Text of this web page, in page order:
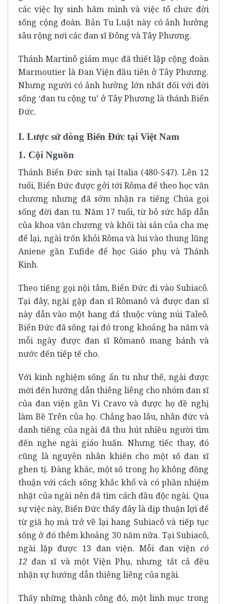
các việc hy sinh hãm mình và việc tổ chức đời
sống cộng đoàn. Bản Tu Luật này có ảnh hưởng
sâu rộng nơi các đan sĩ Đông và Tây Phương.
Thánh Martinô giám mục đã thiết lập cộng đoàn
Marmoutier là Đan Viện đầu tiên ở Tây Phương.
Nhưng người có ảnh hưởng lớn nhất đối với đời
sống ‘đan tu cộng tu’ ở Tây Phương là thánh Biển
Đức.
I. Lược sử dòng Biển Đức tại Việt Nam
1. Cội Nguồn
Thánh Biển Đức sinh tại Italia (480-547). Lên 12
tuổi, Biển Đức được gởi tới Rôma để theo học văn
chương nhưng đã sớm nhận ra tiếng Chúa gọi
sống đời đan tu. Năm 17 tuổi, từ bỏ sức hấp dẫn
của khoa văn chương và khối tài sản của cha mẹ
để lại, ngài trốn khỏi Rôma và lui vào thung lũng
Aniene gần Eufide để học Giáo phụ và Thánh
Kinh.
Theo tiếng gọi nội tâm, Biển Đức đi vào Subiacô.
Tại đây, ngài gặp đan sĩ Rômanô và được đan sĩ
này dẫn vào một hang đá thuộc vùng núi Taleô.
Biển Đức đã sống tại đó trong khoảng ba năm và
mỗi ngày được đan sĩ Rômanô mang bánh và
nước đến tiếp tế cho.
Với kinh nghiệm sống ẩn tu như thế, ngài được
mời đến hướng dẫn thiêng liêng cho nhóm đan sĩ
của đan viện gần Vi Cravo và được họ đề nghị
làm Bề Trên của họ. Chẳng bao lâu, nhân đức và
danh tiếng của ngài đã thu hút nhiều người tìm
đến nghe ngài giáo huấn. Nhưng tiếc thay, đó
cũng là nguyên nhân khiến cho một số đan sĩ
ghen tị. Đàng khác, một số trong họ không đồng
thuận với cách sống khắc khổ và có phần nhiệm
nhặt của ngài nên đã tìm cách đầu độc ngài. Qua
sự việc này, Biển Đức thấy đây là dịp thuận lợi để
từ giã họ mà trở về lại hang Subiacô và tiếp tục
sống ở đó thêm khoảng 30 năm nữa. Tại Subiacô,
ngài lập được 13 đan viện. Mỗi đan viện có
12 đan sĩ và một Viện Phụ, nhưng tất cả đều
nhận sự hướng dẫn thiêng liêng của ngài.
Thấy những thành công đó, một linh mục trong